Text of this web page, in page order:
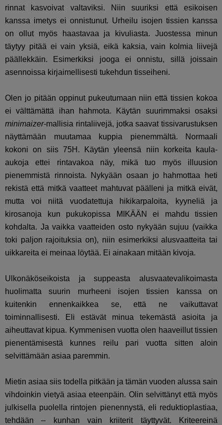
rinnat kasvoivat valtaviksi. Niin suuriksi että esikoisen
kanssa imetys ei onnistunut. Urheilu isojen tissien kanssa
on ollut myös haastavaa ja kivuliasta. Juostessa minun
täytyy pitää ei vain yksiä, eikä kaksia, vain kolmia liivejä
päällekkäin. Esimerkiksi jooga ei onnistu, sillä joissain
asennoissa kirjaimellisesti tukehdun tisseiheni.
Olen jo pitään oppinut pukeutumaan niin että tissien kokoa
ei välttämättä ihan hahmota. Käytän suurimmaksi osaksi
minimaizer-mallisia rintaliivejä, jotka saavat tissivarustuksen
näyttämään muutamaa kuppia pienemmältä. Normaali
kokoni on siis 75H. Käytän yleensä niin korkeita kaula-
aukoja ettei rintavakoa näy, mikä tuo myös illuusion
pienemmistä rinnoista. Nykyään osaan jo hahmottaa heti
rekistä että mitkä vaatteet mahtuvat päälleni ja mitkä eivät,
mutta voi niitä vuodatettuja hikikarpaloita, kyyneliä ja
kirosanoja kun pukukopissa MIKÄÄN ei mahdu tissien
kohdalta. Ja vaikka vaatteiden osto nykyään sujuu (vaikka
toki paljon rajoituksia on), niin esimerkiksi alusvaatteita tai
uikkareita ei meinaa löytää. Ei ainakaan mitään kivoja.
Ulkonäköseikoista ja suppeasta alusvaatevalikoimasta
huolimatta suurin murheeni isojen tissien kanssa on
kuitenkin ennenkaikkea se, että ne vaikuttavat
toiminnallisesti. Eli estävät minua tekemästä asioita ja
aiheuttavat kipua. Kymmenisen vuotta olen haaveillut tissien
pienentämisestä kunnes reilu pari vuotta sitten aloin
selvittämään asiaa paremmin.
Mietin asiaa siis todella pitkään ja tämän vuoden alussa sain
vihdoinkin vietyä asiaa eteenpäin. Olin selvittänyt että myös
julkisella puolella rintojen pienennystä, eli reduktioplastiaa,
tehdään – kunhan vain kriiterit täyttyvät. Kriteereinä